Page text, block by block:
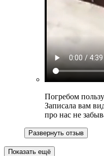
Погребом
Записала вам
про нас не
Развернуть отзыв
Показать ещё